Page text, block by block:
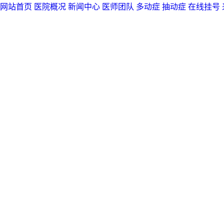
网站首页 医院概况 新闻中心 医师团队 多动症 抽动症 在线挂号